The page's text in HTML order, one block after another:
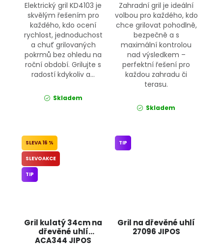
Elektrický gril KD4103 je
skvělým řešením pro
každého, kdo ocení
rychlost, jednoduchost
a chuť grilovaných
pokrmů bez ohledu na
roční období. Grilujte s
radostí kdykoliv a...
Skladem
Zahradní gril je ideální
volbou pro každého, kdo
chce grilovat pohodlně,
bezpečně a s
maximální kontrolou
nad výsledkem –
perfektní řešení pro
každou zahradu či
terasu.
Skladem
Gril kulatý 34cm na
dřevěné uhlí
ACA344 JIPOS
16 %
SLEVOAKCE
TIP
Gril na dřevěné uhlí
27096 JIPOS
TIP